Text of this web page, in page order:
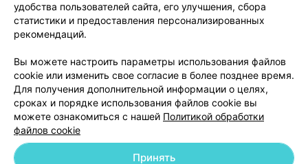
Написать руководителю 103.by
Обработка персональных данных
удобства пользователей сайта, его улучшения, сбора
статистики и предоставления персонализированных
рекомендаций.
Вы можете настроить параметры использования файлов
cookie или изменить свое согласие в более позднее время.
Для получения дополнительной информации о целях,
сроках и порядке использования файлов cookie вы
можете ознакомиться с нашей Политикой обработки
файлов cookie
Принять